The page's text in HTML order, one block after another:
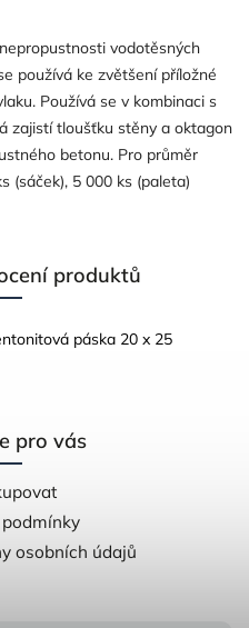
vodotěsných
používá ke zvětšení příložné
Používá se v kombinaci s
zajistí tloušťku stěny a oktagon
betonu. Pro průměr
(sáček), 5 000 ks (paleta)
produktů
páska 20 x 25
pro vás
osobních údajů